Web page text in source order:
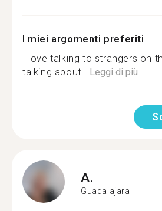
I miei argomenti preferiti
I love talking to strangers on
talking about...Leggi di più
A.
Guadalajara